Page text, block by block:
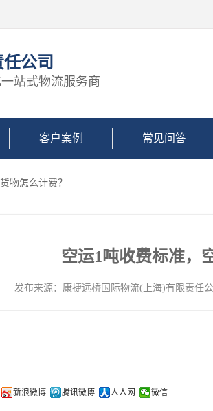
公司
站式物流服务商
客户案例 常见问答
物怎么计费？
空运1吨收费标准，
发布来源：康捷远桥国际物流(上海)有限
新浪微博 腾讯微博 人人网 微信